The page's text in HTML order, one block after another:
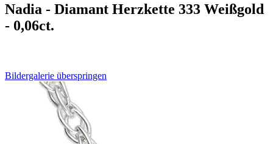
Nadia - Diamant Herzkette 333 Weißgold
- 0,06ct.
Bildergalerie überspringen